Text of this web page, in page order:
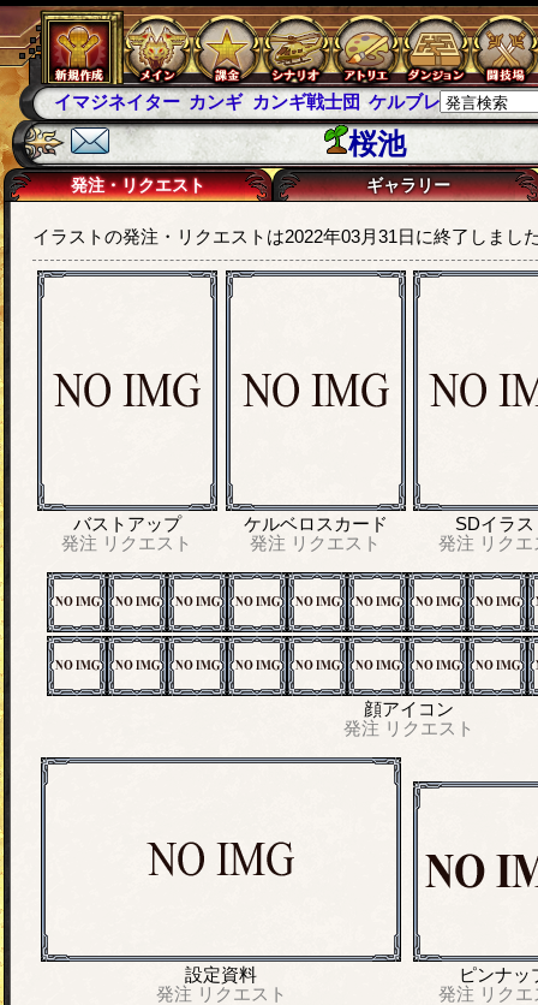
イマジネイター カンギ カンギ戦士団 ケルブレ ケルベロ
桜池
発注・リクエスト ギャラリー
イラストの発注・リクエストは2022年03月31日に終了しまし
バストアップ
発注 リクエスト
ケルベロスカード
発注 リクエスト
SDイラス
発注 リク
顔アイコン
発注 リクエスト
設定資料
発注 リクエスト
ピンナッ
発注 リク